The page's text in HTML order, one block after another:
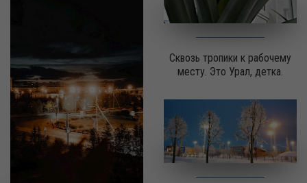
Сквозь тропики к рабочему
месту. Это Урал, детка.